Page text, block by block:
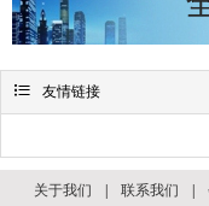
 友情链接
关于我们 联系我们